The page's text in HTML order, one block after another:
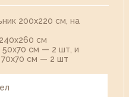
200х220 см, на
см
50х70 см — 2 шт, и
70х70 см — 2 шт